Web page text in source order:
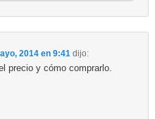
2014 en 9:41 dijo:
precio y cómo comprarlo.